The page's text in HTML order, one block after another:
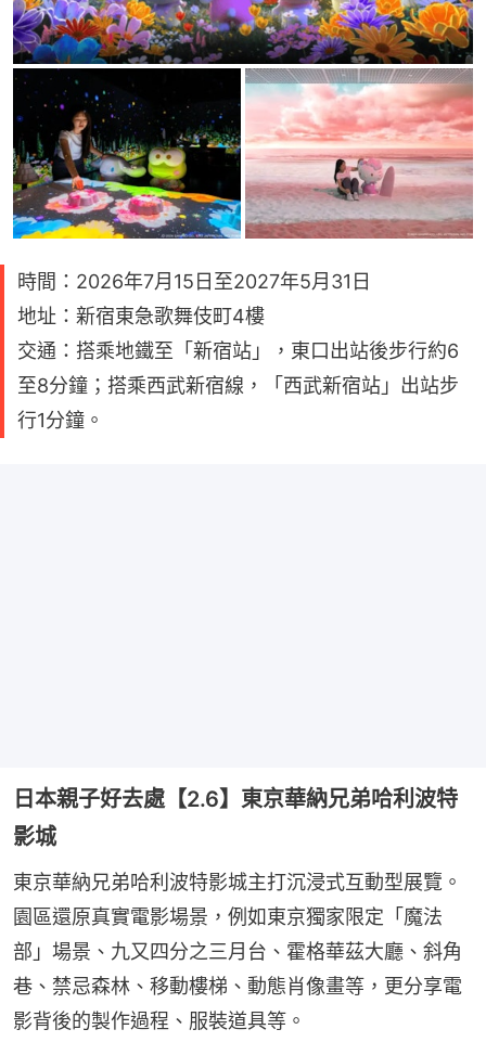
時間：2026年7月15日至2027年5月31日
地址：新宿東急歌舞伎町4樓
交通：搭乘地鐵至「新宿站」，東口出站後步行約6
至8分鐘；搭乘西武新宿線，「西武新宿站」出站步
行1分鐘。
日本親子好去處【2.6】東京華納兄弟哈利波特
影城
東京華納兄弟哈利波特影城主打沉浸式互動型展覽。
園區還原真實電影場景，例如東京獨家限定「魔法
部」場景、九又四分之三月台、霍格華茲大廳、斜角
巷、禁忌森林、移動樓梯、動態肖像畫等，更分享電
影背後的製作過程、服裝道具等。